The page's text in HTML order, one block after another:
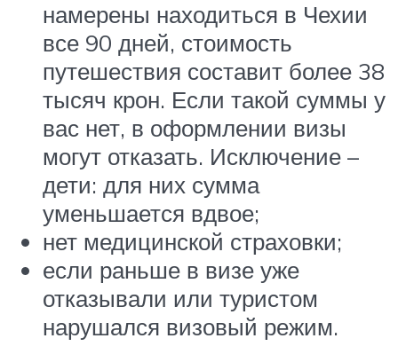
намерены находиться в Чехии
все 90 дней, стоимость
путешествия составит более 38
тысяч крон. Если такой суммы у
вас нет, в оформлении визы
могут отказать. Исключение –
дети: для них сумма
уменьшается вдвое;
нет медицинской страховки;
если раньше в визе уже
отказывали или туристом
нарушался визовый режим.